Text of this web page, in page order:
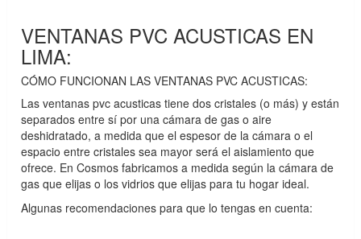
VENTANAS PVC ACUSTICAS EN
LIMA:
CÓMO FUNCIONAN LAS VENTANAS PVC ACUSTICAS:
Las ventanas pvc acusticas tiene dos cristales (o más) y están
separados entre sí por una cámara de gas o aire
deshidratado, a medida que el espesor de la cámara o el
espacio entre cristales sea mayor será el aislamiento que
ofrece. En Cosmos fabricamos a medida según la cámara de
gas que elijas o los vidrios que elijas para tu hogar ideal.
Algunas recomendaciones para que lo tengas en cuenta: